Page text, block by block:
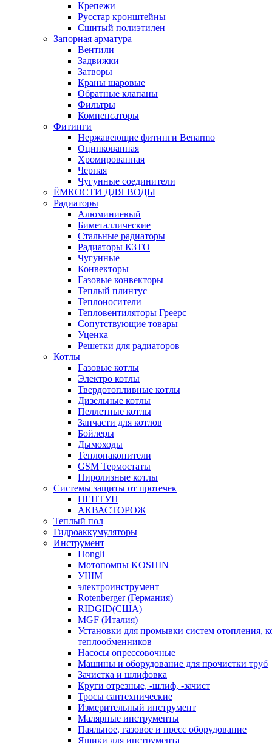
Крепежи
Русстар кронштейны
Сшитый полиэтилен
Запорная арматура
Вентили
Задвижки
Затворы
Краны шаровые
Обратные клапаны
Фильтры
Компенсаторы
Фитинги
Нержавеющие фитинги Benarmo
Оцинкованная
Хромированная
Черная
Чугунные соединители
ЁМКОСТИ ДЛЯ ВОДЫ
Радиаторы
Алюминиевый
Биметаллические
Стальные радиаторы
Радиаторы КЗТО
Чугунные
Конвекторы
Газовые конвекторы
Теплый плинтус
Теплоносители
Тепловентиляторы Греерс
Сопутствующие товары
Уценка
Решетки для радиаторов
Котлы
Газовые котлы
Электро котлы
Твердотопливные котлы
Дизельные котлы
Пеллетные котлы
Запчасти для котлов
Бойлеры
Дымоходы
Теплонакопители
GSM Термостаты
Пиролизные котлы
Системы защиты от протечек
НЕПТУН
АКВАСТОРОЖ
Теплый пол
Гидроаккумуляторы
Инструмент
Hongli
Мотопомпы KOSHIN
УШМ
электроинструмент
Rotenberger (Германия)
RIDGID(США)
MGF (Италия)
Установки для промывки систем отопления,
теплообменников
Насосы опрессовочные
Машины и оборудование для прочистки труб
Зачистка и шлифовка
Круги отрезные, -шлиф, -зачист
Тросы сантехнические
Измерительный инструмент
Малярные инструменты
Паяльное, газовое и пресс оборудование
Ящики для инструмента